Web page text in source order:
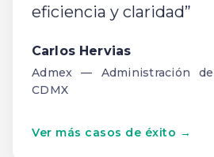
eficiencia y claridad
Carlos Hervias
Admex — Administración
CDMX
Ver más casos de éxito →